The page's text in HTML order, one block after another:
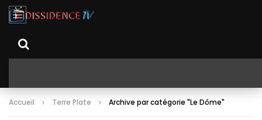
Accueil Terre Plate Archive par catégorie "Le Dôme"